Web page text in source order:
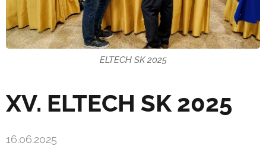
ELTECH SK 2025
XV. ELTECH SK 2025
16.06.2025